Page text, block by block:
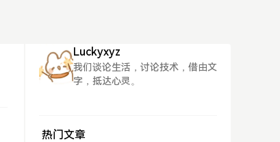
Luckyxyz
我们谈论生活，讨论技术，借由文
字，抵达心灵。
热门文章